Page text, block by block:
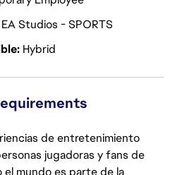
EA Studios - SPORTS
Hybrid
de entretenimiento
jugadoras y fans de
mundo es parte de la